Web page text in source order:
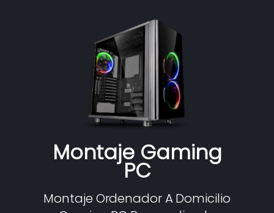
Montaje Gaming
PC
Montaje Ordenador A Domicilio